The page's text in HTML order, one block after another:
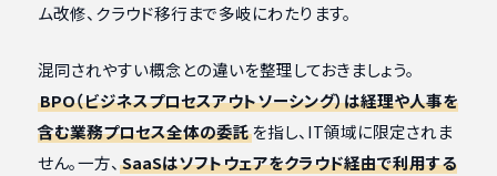
ム改修、クラウド移行まで多岐にわたります。
混同されやすい概念との違いを整理しておきましょう。
BPO（ビジネスプロセスアウトソーシング）は経理や人事を
含む業務プロセス全体の委託を指し、IT領域に限定されま
せん。一方、 SaaSはソフトウェアをクラウド経由で利用する